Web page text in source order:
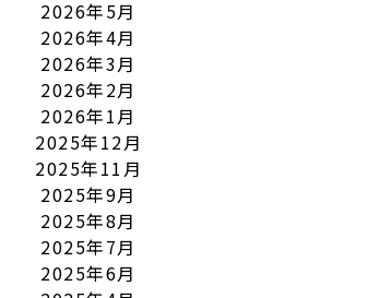
2026年5月
2026年4月
2026年3月
2026年2月
2026年1月
2025年12月
2025年11月
2025年9月
2025年8月
2025年7月
2025年6月